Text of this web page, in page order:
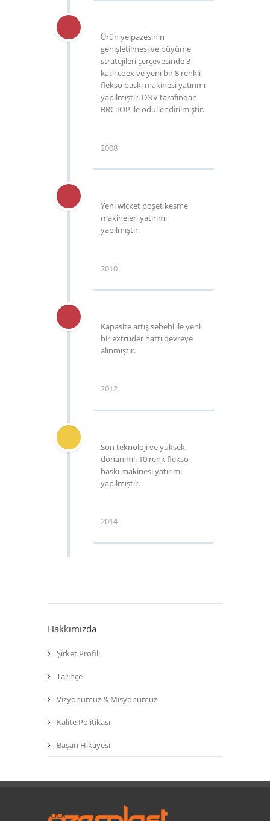
Ürün yelpazesinin
genişletilmesi ve büyüme
stratejileri çerçevesinde 3
katlı coex ve yeni bir 8 renkli
flekso baskı makinesi yatırımı
yapılmıştır. DNV tarafından
BRC:IOP ile ödüllendirilmiştir.
2008
Yeni wicket poşet kesme
makineleri yatırımı
yapılmıştır.
2010
Kapasite artış sebebi ile yeni
bir extruder hattı devreye
alınmıştır.
2012
Son teknoloji ve yüksek
donanımlı 10 renk flekso
baskı makinesi yatırımı
yapılmıştır.
2014
Hakkımızda
Şirket Profili
Tarihçe
Vizyonumuz & Misyonumuz
Kalite Politikası
Başarı Hikayesi